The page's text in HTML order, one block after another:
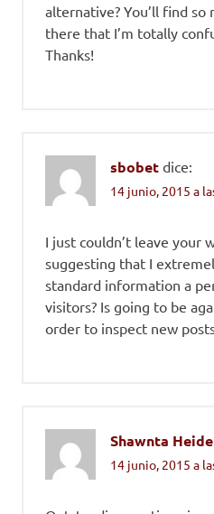
alternative? You’ll find
there that I’m totally
Thanks!
sbobet dice:
14 junio, 2015 a
I just couldn’t leave your
suggesting that I
standard information a
visitors? Is going to be
order to inspect new
Shawnta
14 junio, 2015 a